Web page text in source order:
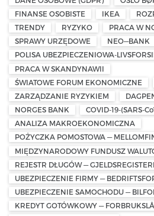
FINANSE OSOBISTE
IKEA
TRENDY
RYZYKO
PRACA W
SPRAWY URZĘDOWE
NEO—BANK
POLISA UBEZPIECZENIOWA-
PRACA W SKANDYNAWII
ŚWIATOWE FORUM EKONOMICZNE
ZARZĄDZANIE RYZYKIEM
NORGES BANK
COVID-19-(SARS-
ANALIZA MAKROEKONOMICZNA
POŻYCZKA POMOSTOWA —
MIĘDZYNARODOWY FUNDUSZ
REJESTR DŁUGÓW —
UBEZPIECZENIE FIRMY —
UBEZPIECZENIE SAMOCHODU —
KREDYT GOTÓWKOWY —